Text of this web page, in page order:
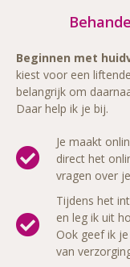
Beginnen met
kiest voor een
belangrijk om
Daar help ik je bij.
Je maakt
direct het
vragen over
Tijdens het
en leg ik uit
Ook geef ik
van